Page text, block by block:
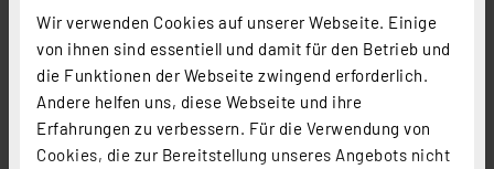
Wir verwenden Cookies auf unserer Webseite. Einige
von ihnen sind essentiell und damit für den Betrieb und
die Funktionen der Webseite zwingend erforderlich.
Andere helfen uns, diese Webseite und ihre
Erfahrungen zu verbessern. Für die Verwendung von
Cookies, die zur Bereitstellung unseres Angebots nicht
Informationen zu Versandkosten